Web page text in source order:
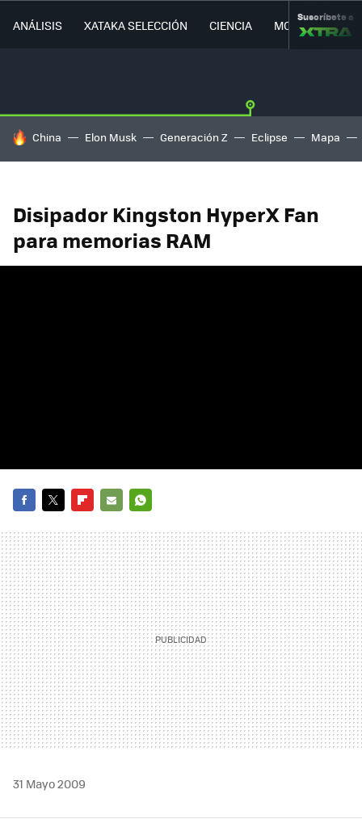
ANÁLISIS XATAKA SELECCIÓN CIENCIA MOVILIDAD
Suscríbete a
HOY SE HABLA DE
China Elon Musk Generación Z Eclipse Mapa
Disipador Kingston HyperX Fan
para memorias RAM
MAIL
31 Mayo 2009